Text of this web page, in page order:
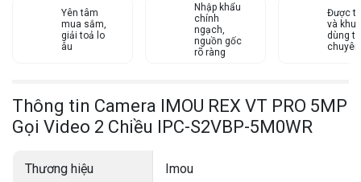
Yên tâm
mua sắm,
giải toả lo
âu
Nhập khẩu
chính
ngạch,
nguồn gốc
rõ ràng
Được
và
dùng từ
Thông tin Camera IMOU REX VT PRO 5MP
Gọi Video 2 Chiều IPC-S2VBP-5M0WR
Thương hiệu Imou